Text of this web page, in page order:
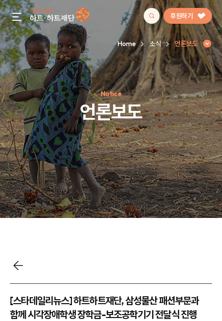
gnb menu open 후원하기
인기 키워드
#정기후원#하트플레이스#캠페인#팬덤후원
Home 소식 언론보도
Notice
언론보도
언론보도
[스타데일리뉴스] 하트하트재단, 삼성물산 패션부문과
함께 시각장애학생 장학금-보조공학기기 전달식 진행